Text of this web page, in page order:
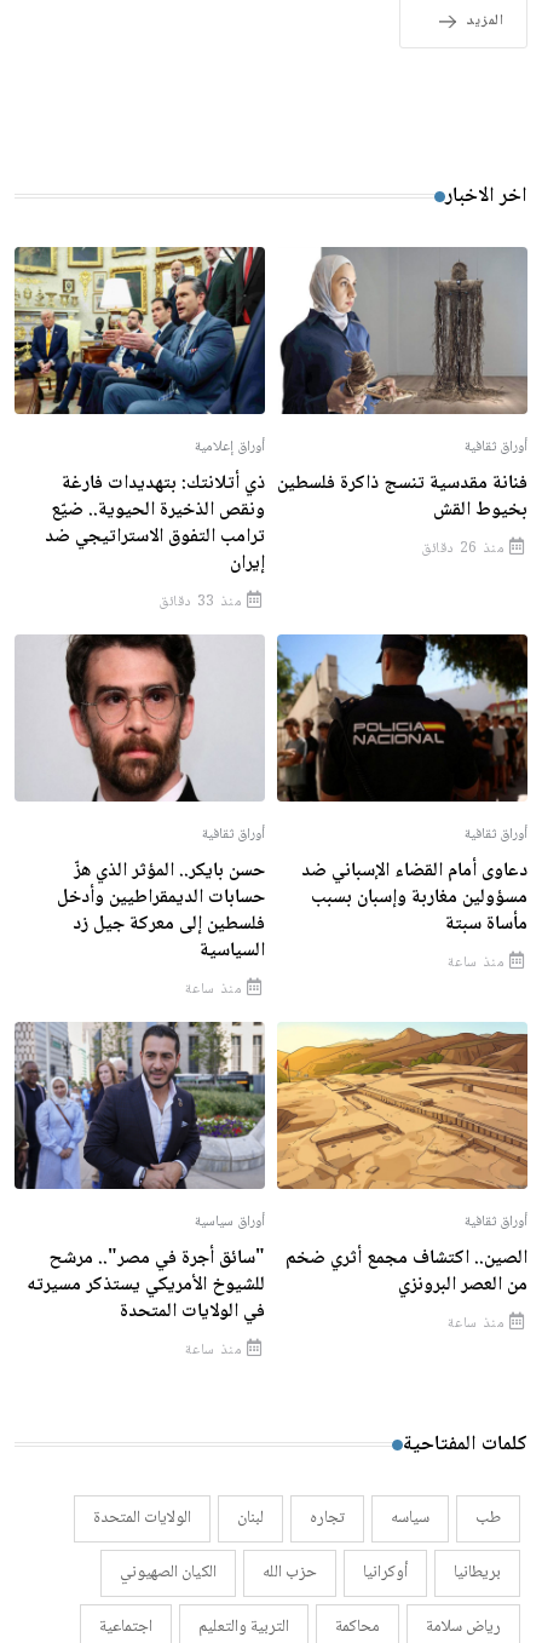
المزيد
اخر الاخبار
أوراق ثقافية
فنانة مقدسية تنسج ذاكرة فلسطين
بخيوط القش
منذ 26 دقائق
أوراق إعلامية
ذي أتلانتك: بتهديدات فارغة
ونقص الذخيرة الحيوية.. ضيّع
ترامب التفوق الاستراتيجي ضد
إيران
منذ 33 دقائق
أوراق ثقافية
دعاوى أمام القضاء الإسباني ضد
مسؤولين مغاربة وإسبان بسبب
مأساة سبتة
منذ ساعة
أوراق ثقافية
حسن بايكر.. المؤثر الذي هزّ
حسابات الديمقراطيين وأدخل
فلسطين إلى معركة جيل زد
السياسية
منذ ساعة
أوراق ثقافية
الصين.. اكتشاف مجمع أثري ضخم
من العصر البرونزي
منذ ساعة
أوراق سياسية
"سائق أجرة في مصر".. مرشح
للشيوخ الأمريكي يستذكر مسيرته
في الولايات المتحدة
منذ ساعة
كلمات المفتاحية
طب سياسه تجاره لبنان
الولايات المتحدة
بريطانيا
أوكرانيا حزب الله
الكيان الصهيوني
رياض سلامة
محاكمة التربية والتعليم
اجتماعية